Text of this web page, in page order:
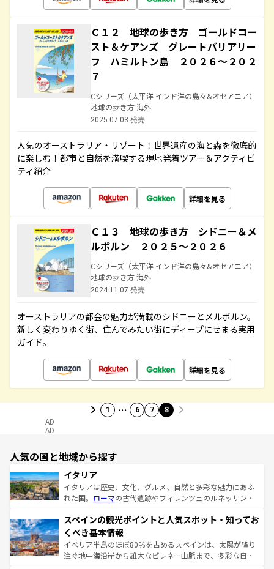
Ｃ１２ 地球の歩き方 ゴールドコー
スト＆ケアンズ グレートバリアリー
フ ハミルトン島 ２０２６～２０２
７
Cシリーズ（太平洋 インド洋の島々&オセアニア）
地球の歩き方 海外
2025.07.03 発売
人気のオーストラリア・リゾート！世界遺産の海と森を徹底的
に楽しむ！都市と自然を満喫する現地発着ツアー＆アクティビ
ティ紹介
詳細を見る
Ｃ１３ 地球の歩き方 シドニー＆メ
ルボルン ２０２５～２０２６
Cシリーズ（太平洋 インド洋の島々&オセアニア）
地球の歩き方 海外
2024.11.07 発売
オーストラリアの都会の魅力が満載のシドニーとメルボルン。
新しく変わりゆく街、住んでみたい街にディープにせまる実用
ガイド。
詳細を見る
1 … 6 7 8
AD
AD
人気の国と地域から探す
イタリア
イタリアは歴史、文化、グルメ、自然と多彩な魅力にあふ
れた国。 ローマの古代遺跡やフィレンツェのルネッサンス
ろん、トスカーナの美しい田園風景やアマルフィ海岸の絶
景など、自然景観も見逃せない。観光の合間には、本場の
ピザやパスタなど、絶品のイタリア料理を堪能することも
できる。朝目覚めてから夜眠るまで、すべての瞬間を楽し
スペインの観光ポイントと人気スポット・知ってお
くべき基本情報
イベリア半島のほぼ80％を占めるスペインは、太陽が降り
注ぐ地中海沿岸から雄大なピレネー山脈まで、多彩な自然